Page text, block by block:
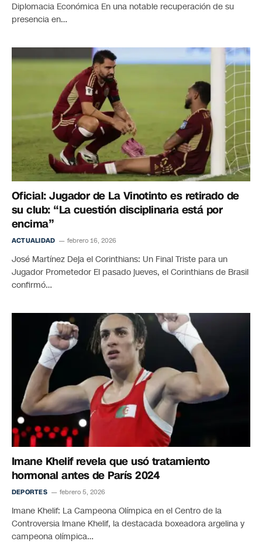
Diplomacia Económica En una notable recuperación de su
presencia en…
Oficial: Jugador de La Vinotinto es retirado de
su club: “La cuestión disciplinaria está por
encima”
ACTUALIDAD febrero 16, 2026
José Martínez Deja el Corinthians: Un Final Triste para un
Jugador Prometedor El pasado jueves, el Corinthians de Brasil
confirmó…
Imane Khelif revela que usó tratamiento
hormonal antes de París 2024
DEPORTES febrero 5, 2026
Imane Khelif: La Campeona Olímpica en el Centro de la
Controversia Imane Khelif, la destacada boxeadora argelina y
campeona olímpica…